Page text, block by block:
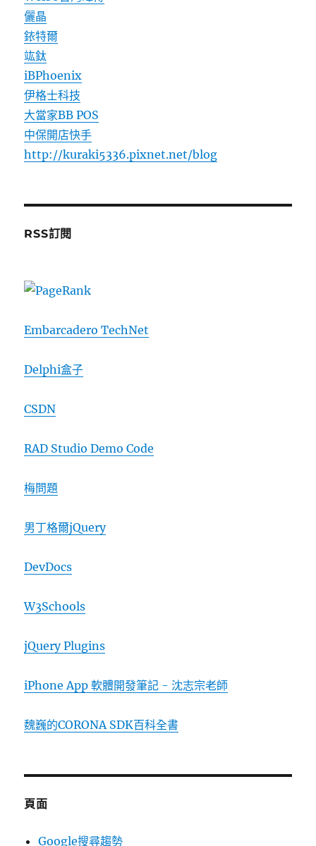
儷晶
銥特爾
竑鈦
iBPhoenix
伊格士科技
大當家BB POS
中保開店快手
http://kuraki5336.pixnet.net/blog
RSS訂閱
Embarcadero TechNet
Delphi盒子
CSDN
RAD Studio Demo Code
梅問題
男丁格爾jQuery
DevDocs
W3Schools
jQuery Plugins
iPhone App 軟體開發筆記 - 沈志宗老師
魏巍的CORONA SDK百科全書
頁面
Google搜尋趨勢